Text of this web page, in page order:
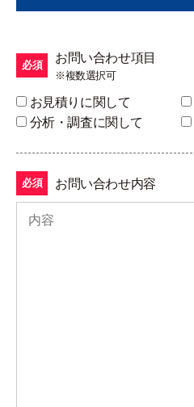
必須
お問い合わせ項目
※複数選択可
お見積りに関して
分析・調査に関して
必須 お問い合わせ内容